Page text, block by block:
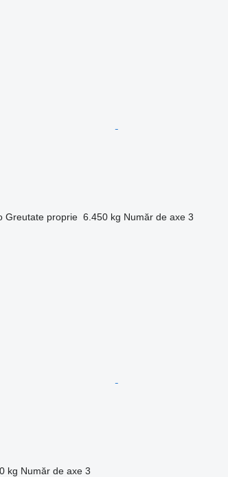
Greutate proprie 6.450 kg Număr de axe 3
kg Număr de axe 3